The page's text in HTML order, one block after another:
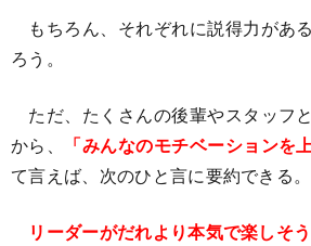
もちろん、それぞれに説得力があ
ろう。
ただ、たくさんの後輩やスタッフ
から、
「みんなのモチベーションを
て言えば、次のひと言に要約できる。
リーダーがだれより本気で楽しそう